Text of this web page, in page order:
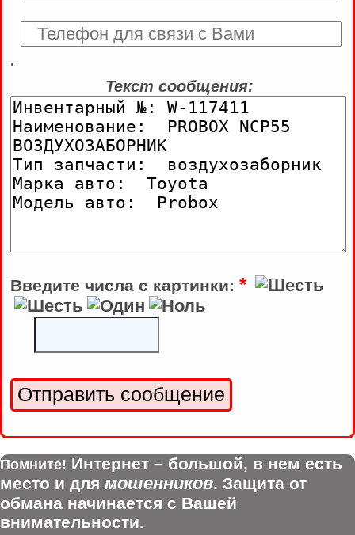
'
Текст сообщения:
Введите числа с картинки: *
Помните! Интернет – большой, в нем есть
место и для мошенников. Защита от
обмана начинается с Вашей
внимательности.